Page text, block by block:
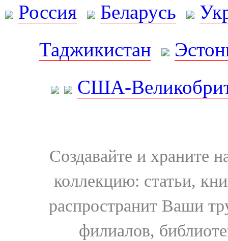
Россия Беларусь
Таджикистан
США-
Создавайте и храните
коллекцию: статьи,
распространит Ваши
филиалов,